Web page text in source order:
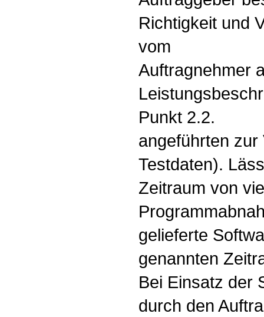
Richtigkeit und
vom
Auftragnehmer
Punkt 2.2.
angeführten zur
Testdaten).
Zeitraum von
gelieferte
genannten
Bei Einsatz der
durch den